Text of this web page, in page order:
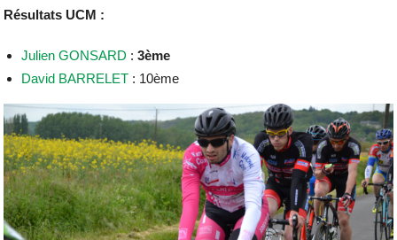
Résultats UCM :
Julien GONSARD :3ème
David BARRELET : 10ème